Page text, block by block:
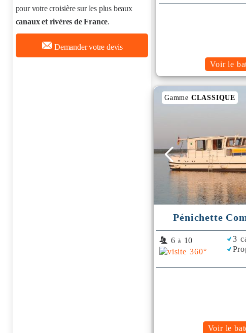
pour votre croisière sur les plus beaux
canaux et rivères de France.
Demander votre devis
Voir le
Gamme CLASSIQUE
Pénichette
6 à 10
3
Voir le